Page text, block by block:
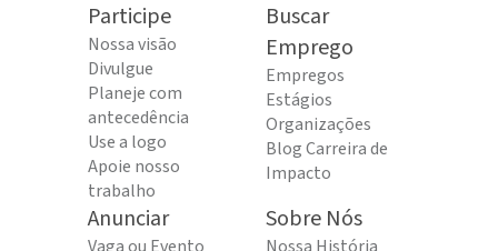
Participe
Nossa visão
Divulgue
Planeje com
antecedência
Use a logo
Apoie nosso
trabalho
Buscar
Emprego
Empregos
Estágios
Organizações
Blog Carreira de
Impacto
Anunciar Sobre Nós